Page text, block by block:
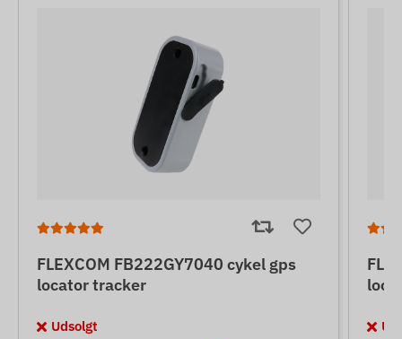
FLEXCOM FB222GY7040 cykel gps
locator tracker
Udsolgt